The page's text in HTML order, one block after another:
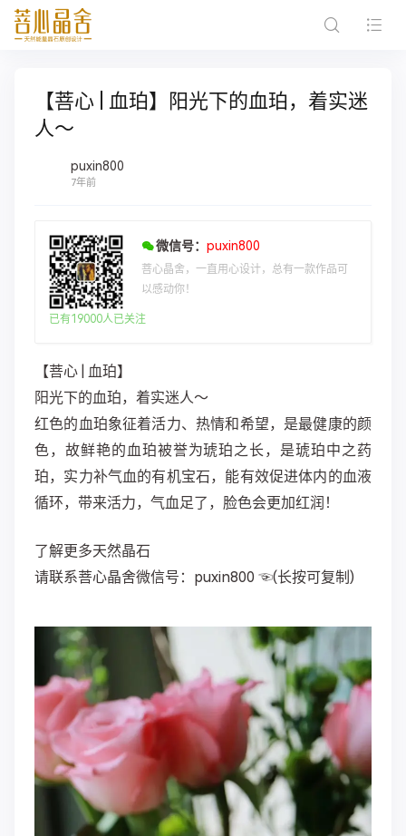
【菩心 | 血珀】阳光下的血珀，着实迷
人～
puxin800
7年前
微信号： puxin800
菩心晶舍，一直用心设计，总有一款作品可
以感动你！
已有19000人已关注
【菩心 | 血珀】
阳光下的血珀，着实迷人～
红色的血珀象征着活力、热情和希望，是最健康的颜
色，故鲜艳的血珀被誉为琥珀之长，是琥珀中之药
珀，实力补气血的有机宝石，能有效促进体内的血液
循环，带来活力，气血足了，脸色会更加红润！
了解更多天然晶石
请联系菩心晶舍微信号：puxin800 ☜(长按可复制)